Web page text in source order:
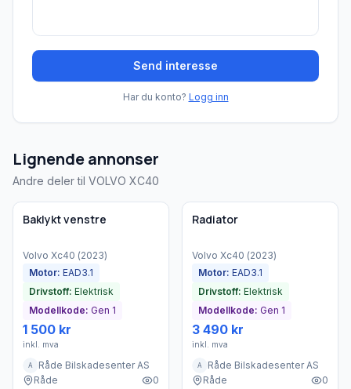
Send interesse
Har du konto? Logg inn
Lignende annonser
Andre deler til VOLVO XC40
Brukt - som ny
Bedrift
Baklykt venstre
Volvo Xc40 (2023)
Motor: EAD3.1
Drivstoff: Elektrisk
Modellkode: Gen 1
1 500 kr
inkl. mva
A
Råde Bilskadesenter AS
Råde
0
Bedrift
Radiator
Volvo Xc40 (2023)
Motor: EAD3.1
Drivstoff: Elektrisk
Modellkode: Gen 1
3 490 kr
inkl. mva
A
Råde Bilskadesenter AS
Råde
0